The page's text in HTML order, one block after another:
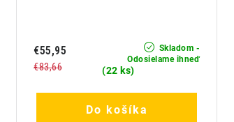
Skladom -
Odosielame ihneď
(22 ks)
€55,95
€83,66
Do košíka